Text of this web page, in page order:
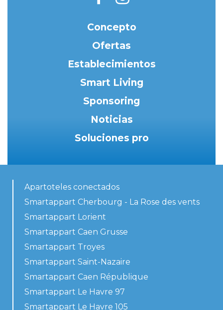
Concepto
Ofertas
Establecimientos
Smart Living
Sponsoring
Noticias
Soluciones pro
Apartoteles conectados
Smartappart Cherbourg - La Rose des vents
Smartappart Lorient
Smartappart Caen Grusse
Smartappart Troyes
Smartappart Saint-Nazaire
Smartappart Caen République
Smartappart Le Havre 97
Smartappart Le Havre 105